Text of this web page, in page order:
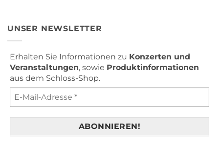
UNSER NEWSLETTER
Erhalten Sie Informationen zu Konzerten und
Veranstaltungen, sowie Produktinformationen
aus dem Schloss-Shop.